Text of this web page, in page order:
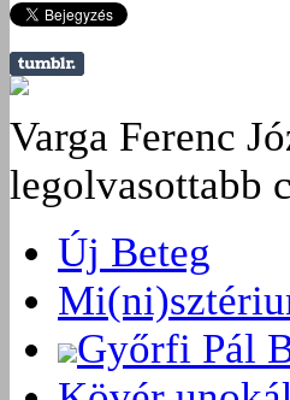
Varga Ferenc
legolvasottabb
Új Beteg
Győrfi Pál